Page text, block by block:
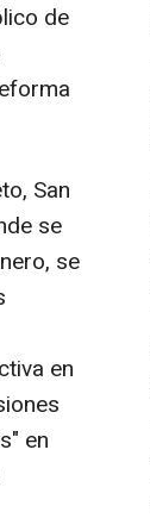
de
San
se
se
en
en